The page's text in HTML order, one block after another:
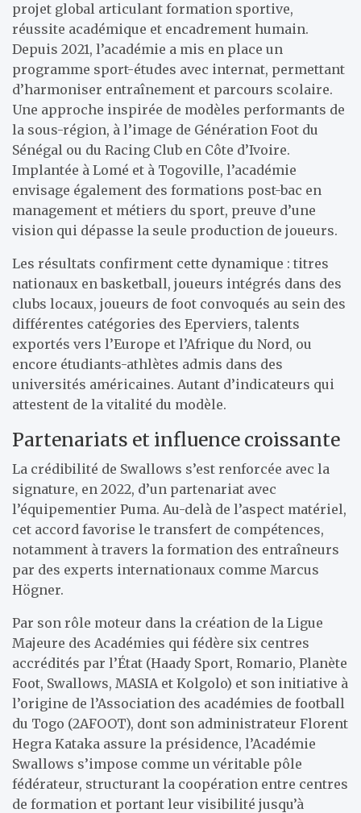
projet global articulant formation sportive,
réussite académique et encadrement humain.
Depuis 2021, l’académie a mis en place un
programme sport-études avec internat, permettant
d’harmoniser entraînement et parcours scolaire.
Une approche inspirée de modèles performants de
la sous-région, à l’image de Génération Foot du
Sénégal ou du Racing Club en Côte d’Ivoire.
Implantée à Lomé et à Togoville, l’académie
envisage également des formations post-bac en
management et métiers du sport, preuve d’une
vision qui dépasse la seule production de joueurs.
Les résultats confirment cette dynamique : titres
nationaux en basketball, joueurs intégrés dans des
clubs locaux, joueurs de foot convoqués au sein des
différentes catégories des Eperviers, talents
exportés vers l’Europe et l’Afrique du Nord, ou
encore étudiants-athlètes admis dans des
universités américaines. Autant d’indicateurs qui
attestent de la vitalité du modèle.
Partenariats et influence croissante
La crédibilité de Swallows s’est renforcée avec la
signature, en 2022, d’un partenariat avec
l’équipementier Puma. Au-delà de l’aspect matériel,
cet accord favorise le transfert de compétences,
notamment à travers la formation des entraîneurs
par des experts internationaux comme Marcus
Högner.
Par son rôle moteur dans la création de la Ligue
Majeure des Académies qui fédère six centres
accrédités par l’État (Haady Sport, Romario, Planète
Foot, Swallows, MASIA et Kolgolo) et son initiative à
l’origine de l’Association des académies de football
du Togo (2AFOOT), dont son administrateur Florent
Hegra Kataka assure la présidence, l’Académie
Swallows s’impose comme un véritable pôle
fédérateur, structurant la coopération entre centres
de formation et portant leur visibilité jusqu’à